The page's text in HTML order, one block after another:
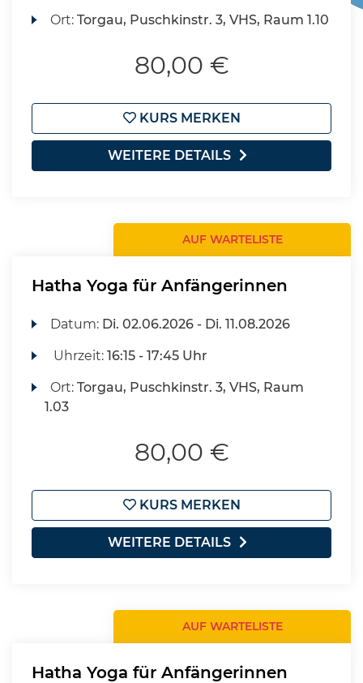
Ort:Torgau, Puschkinstr. 3, VHS, Raum 1.10
80,00 €
KURS MERKEN
WEITERE DETAILS
AUF WARTELISTE
Hatha Yoga für Anfängerinnen
Datum: Di. 02.06.2026 - Di. 11.08.2026
Uhrzeit:16:15 - 17:45 Uhr
Ort:Torgau, Puschkinstr. 3, VHS, Raum
1.03
80,00 €
KURS MERKEN
WEITERE DETAILS
AUF WARTELISTE
Hatha Yoga für Anfängerinnen